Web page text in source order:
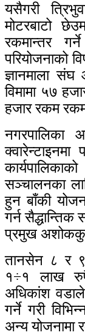
यसैगरी
मोटरबाटो
रकमान्तर
परियोजनाको
ज्ञानमाला
विमामा ५७
हजार रकम
सञ्चालनका
हुन बाँकी
गर्न
प्रमुख
तानसेन ८ र ९
१÷१ लाख
अधिकांश
गर्ने गरी
अन्य योजनामा